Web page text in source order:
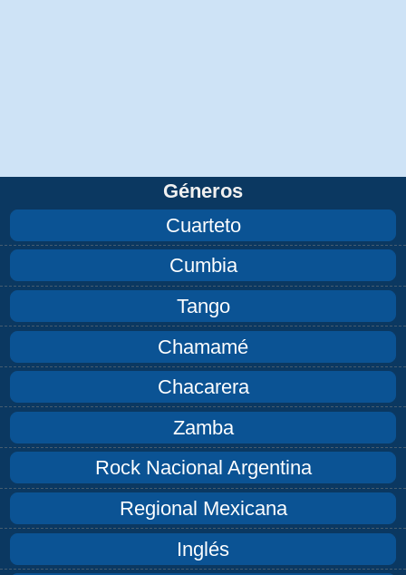
Géneros
Cuarteto
Cumbia
Tango
Chamamé
Chacarera
Zamba
Rock Nacional Argentina
Regional Mexicana
Inglés